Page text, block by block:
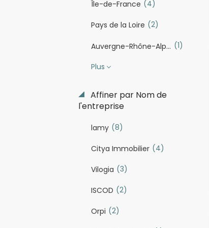
Île-de-France (4)
Pays de la Loire (2)
Auvergne-Rhône-Alpes (1)
Plus
Affiner par Nom de
l'entreprise
lamy (8)
Citya Immobilier (4)
Vilogia (3)
ISCOD (2)
Orpi (2)